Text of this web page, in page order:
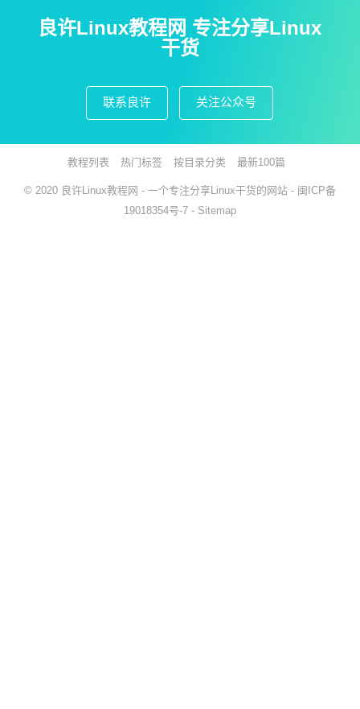
良许Linux教程网 专注分享Linux
干货
联系良许 关注公众号
教程列表 热门标签 按目录分类 最新100篇
© 2020 良许Linux教程网 - 一个专注分享Linux干货的网站 - 闽ICP备
19018354号-7 - Sitemap